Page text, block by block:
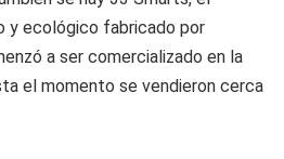
y ecológico fabricado por
a ser comercializado en la
el momento se vendieron cerca